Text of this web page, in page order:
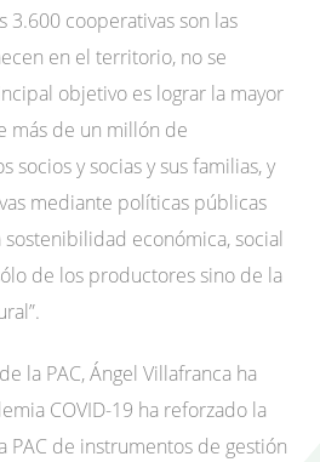
3.600 cooperativas son las
en el territorio, no se
objetivo es lograr la mayor
más de un millón de
socios y socias y sus familias, y
mediante políticas públicas
sostenibilidad económica, social
de los productores sino de la
la PAC, Ángel Villafranca ha
COVID-19 ha reforzado la
PAC de instrumentos de gestión